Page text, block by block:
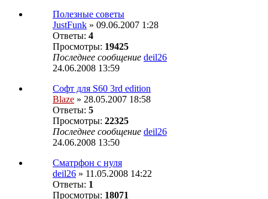
Полезные советы
JustFunk » 09.06.2007 1:28
Ответы: 4
Просмотры: 19425
Последнее сообщение deil26
24.06.2008 13:59
Софт для S60 3rd edition
Blaze » 28.05.2007 18:58
Ответы: 5
Просмотры: 22325
Последнее сообщение deil26
24.06.2008 13:50
Сматрфон с нуля
deil26 » 11.05.2008 14:22
Ответы: 1
Просмотры: 18071